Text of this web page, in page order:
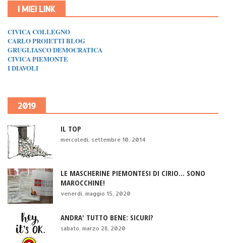
I MIEI LINK
CIVICA COLLEGNO
CARLO PROIETTI BLOG
GRUGLIASCO DEMOCRATICA
CIVICA PIEMONTE
I DIAVOLI
2019
IL TOP
mercoledì, settembre 10, 2014
LE MASCHERINE PIEMONTESI DI CIRIO... SONO
MAROCCHINE!
venerdì, maggio 15, 2020
ANDRA' TUTTO BENE: SICURI?
sabato, marzo 28, 2020